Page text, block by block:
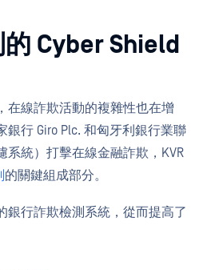
Cyber Shield
在線詐欺活動的複雜性也在增
行 Giro Plc. 和匈牙利銀行業聯
系統）打擊在線金融詐欺，KVR
的關鍵組成部分。
銀行詐欺檢測系統，從而提高了